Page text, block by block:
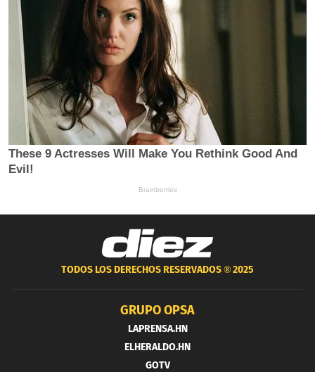
TODOS LOS DERECHOS RESERVADOS ®2025
GRUPO OPSA
LAPRENSA.HN
ELHERALDO.HN
GOTV